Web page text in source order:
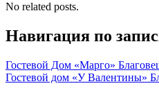
No related posts.
Навигация по
Гостевой Дом «Марго»
Гостевой дом «У Валентины»